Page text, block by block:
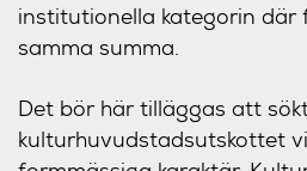
institutionella kategorin
samma summa.
Det bör här tilläggas att
kulturhuvudstadsutskottet